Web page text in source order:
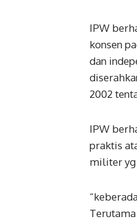
IPW
konsen
dan
2002
IPW
praktis
militer yg